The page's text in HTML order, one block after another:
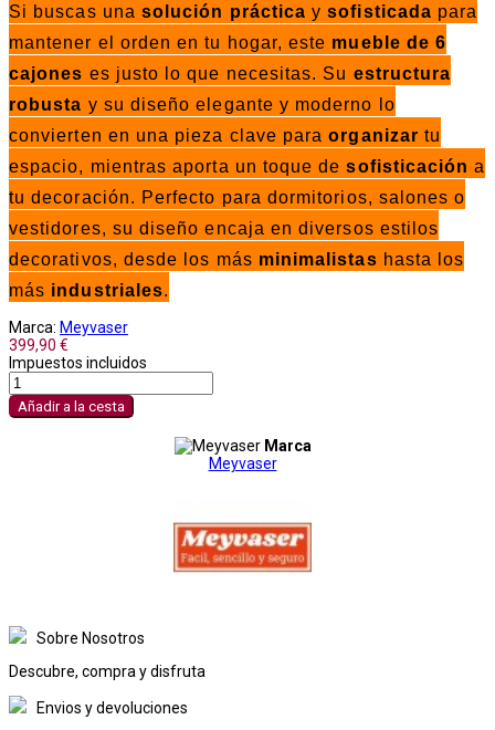
Si buscas una solución práctica ysofisticada para
mantener el orden en tu hogar, este mueble de 6
cajones es justo lo que necesitas. Su estructura
robusta y su diseño elegante y moderno lo
convierten en una pieza clave paraorganizar tu
espacio, mientras aporta un toque desofisticación a
tu decoración. Perfecto para dormitorios, salones o
vestidores, su diseño encaja en diversos estilos
decorativos, desde los más minimalistas hasta los
más industriales.
Marca: Meyvaser
399,90 €
Impuestos incluidos
Añadir a la cesta
Marca
Meyvaser
Sobre Nosotros
Descubre, compra y disfruta
Envios y devoluciones